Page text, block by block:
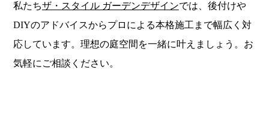
私たちザ・スタイル ガーデンデザインでは、後付けや
DIYのアドバイスからプロによる本格施工まで幅広く対
応しています。理想の庭空間を一緒に叶えましょう。お
気軽にご相談ください。